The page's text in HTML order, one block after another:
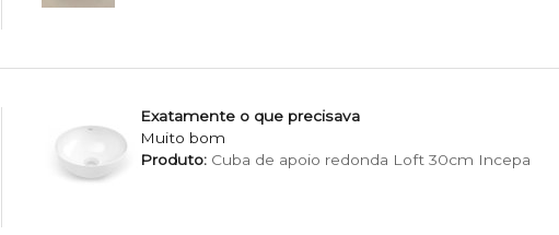
Exatamente o que precisava
Muito bom
Produto:Cuba de apoio redonda Loft 30cm Incepa